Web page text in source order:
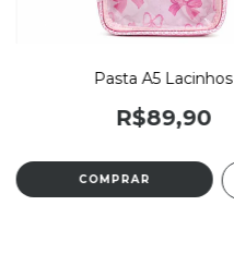
Pasta A5 Lacinhos
R$89,90